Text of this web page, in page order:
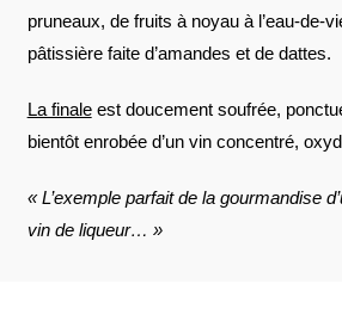
pruneaux, de fruits à noyau à l’eau-de-
pâtissière faite d’amandes et de dattes.
La finaleest doucement soufrée,
bientôt enrobée d’un vin concentré,
« L’exemple parfait de la gourmandise
vin de liqueur… »